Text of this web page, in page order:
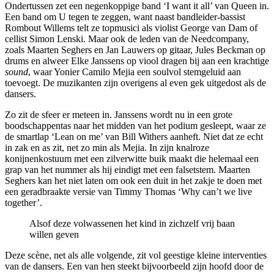
Ondertussen zet een negenkoppige band ‘I want it all’ van Queen in.
Een band om U tegen te zeggen, want naast bandleider-bassist
Rombout Willems telt ze topmusici als violist George van Dam of
cellist Simon Lenski. Maar ook de leden van de Needcompany,
zoals Maarten Seghers en Jan Lauwers op gitaar, Jules Beckman op
drums en alweer Elke Janssens op viool dragen bij aan een krachtige
sound, waar Yonier Camilo Mejia een soulvol stemgeluid aan
toevoegt. De muzikanten zijn overigens al even gek uitgedost als de
dansers.
Zo zit de sfeer er meteen in. Janssens wordt nu in een grote
boodschappentas naar het midden van het podium gesleept, waar ze
de smartlap ‘Lean on me’ van Bill Withers aanheft. Niet dat ze echt
in zak en as zit, net zo min als Mejia. In zijn knalroze
konijnenkostuum met een zilverwitte buik maakt die helemaal een
grap van het nummer als hij eindigt met een falsetstem. Maarten
Seghers kan het niet laten om ook een duit in het zakje te doen met
een geradbraakte versie van Timmy Thomas ‘Why can’t we live
together’.
Alsof deze volwassenen het kind in zichzelf vrij baan
willen geven
Deze scène, net als alle volgende, zit vol geestige kleine interventies
van de dansers. Een van hen steekt bijvoorbeeld zijn hoofd door de